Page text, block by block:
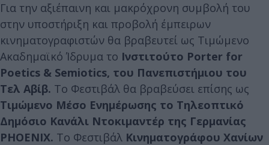
Για την αξιέπαινη και μακρόχρονη συμβολή του
στην υποστήριξη και προβολή έμπειρων
κινηματογραφιστών θα βραβευτεί ως Τιμώμενο
Ακαδημαϊκό Ίδρυμα το Ινστιτούτο Porter for
Poetics & Semiotics, του Πανεπιστήμιου του
Τελ Αβίβ. Το Φεστιβάλ θα βραβεύσει επίσης ως
Τιμώμενο Μέσο Ενημέρωσης το Τηλεοπτικό
Δημόσιο Κανάλι Ντοκιμαντέρ της Γερμανίας
PHOENIX. Το Φεστιβάλ Κινηματογράφου Χανίων